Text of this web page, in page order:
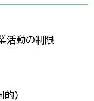
活動の制限
的)